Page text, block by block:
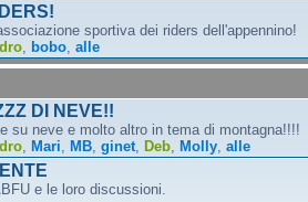
sportiva dei riders dell'appennino!
bobo alle
DI NEVE!!
su neve e molto altro in tema di montagna!!!!
Mari MB ginet Deb Molly alle
e le loro discussioni.